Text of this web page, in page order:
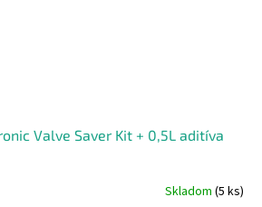
Valve Saver Kit + 0,5L aditíva
Skladom (5 ks)